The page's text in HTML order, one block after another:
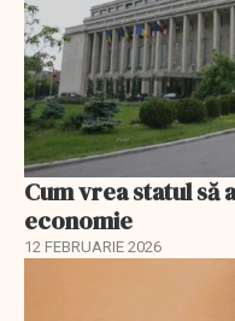
Cum vrea statul să
economie
12 FEBRUARIE 2026